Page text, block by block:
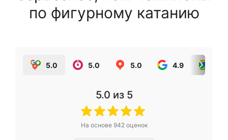
по фигурному катанию
5.0 5.0 5.0 4.9
5.0 из 5
На основе 942оценок